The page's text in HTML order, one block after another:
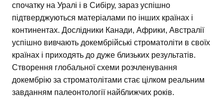
спочатку на Уралі і в Сибіру, зараз успішно
підтверджуються матеріалами по інших країнах і
континентах. Дослідники Канади, Африки, Австралії
успішно вивчають докембрійські строматоліти в своїх
країнах і приходять до дуже близьких результатів.
Створення глобальної схеми розчленування
докембрію за строматолітами стає цілком реальним
завданням палеонтології найближчих років.